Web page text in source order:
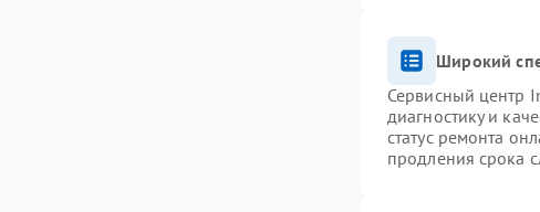
Широкий
Сервисный центр
диагностику и
статус ремонта
продления срока